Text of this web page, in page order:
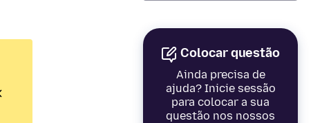
Colocar questão
Ainda precisa de
ajuda? Inicie sessão
para colocar a sua
questão nos nossos